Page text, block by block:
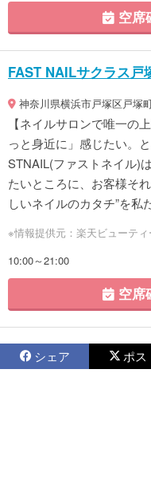
空席
FAST NAILサクラス戸
神奈川県横浜市戸塚区戸塚
【ネイルサロンで唯一の
っと身近に」感じたい。
STNAIL(ファストネイル)
たいところに、お客様そ
しいネイルのカタチ”を私
※情報提供元：楽天ビューティ
10:00～21:00
空席
シェア ポス